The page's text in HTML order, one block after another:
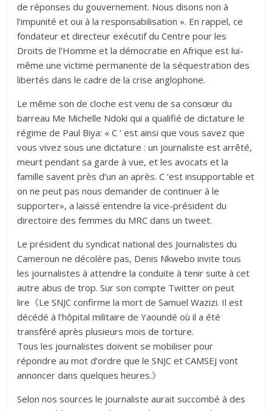
de réponses du gouvernement. Nous disons non à
l’impunité et oui à la responsabilisation ». En rappel, ce
fondateur et directeur exécutif du Centre pour les
Droits de l’Homme et la démocratie en Afrique est lui-
même une victime permanente de la séquestration des
libertés dans le cadre de la crise anglophone.
Le même son de cloche est venu de sa consœur du
barreau Me Michelle Ndoki qui a qualifié de dictature le
régime de Paul Biya: « C ‘ est ainsi que vous savez que
vous vivez sous une dictature : un journaliste est arrêté,
meurt pendant sa garde à vue, et les avocats et la
famille savent près d’un an après. C ‘est insupportable et
on ne peut pas nous demander de continuer à le
supporter», a laissé entendre la vice-président du
directoire des femmes du MRC dans un tweet.
Le président du syndicat national des Journalistes du
Cameroun ne décolère pas, Denis Nkwebo invite tous
les journalistes à attendre la conduite à tenir suite à cet
autre abus de trop. Sur son compte Twitter on peut
lire《Le SNJC confirme la mort de Samuel Wazizi. Il est
décédé à l’hôpital militaire de Yaoundé où il a été
transféré après plusieurs mois de torture.
Tous les journalistes doivent se mobiliser pour
répondre au mot d’ordre que le SNJC et CAMSEJ vont
annoncer dans quelques heures.》
Selon nos sources le journaliste aurait succombé à des